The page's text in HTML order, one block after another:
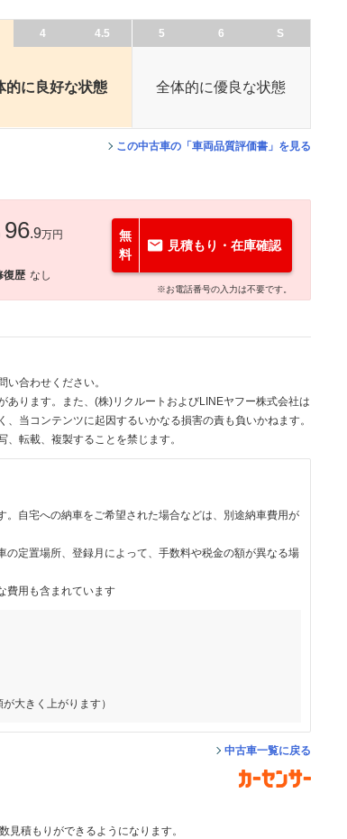
4 4.5 5 6 S
的に良好な状態 全体的に優良な状態
この中古車の「車両品質評価書」を見る
96.9万円
復歴 なし
無
料
見積もり・在庫確認
※お電話番号の入力は不要です。
合わせください。
ります。また、(株)リクルートおよびLINEヤフー株式会社は
当コンテンツに起因するいかなる損害の責も負いかねます。
転載、複製することを禁じます。
自宅への納車をご希望された場合などは、別途納車費用が
定置場所、登録月によって、手数料や税金の額が異なる場
費用も含まれています
大きく上がります）
中古車一覧に戻る
見積もりができるようになります。